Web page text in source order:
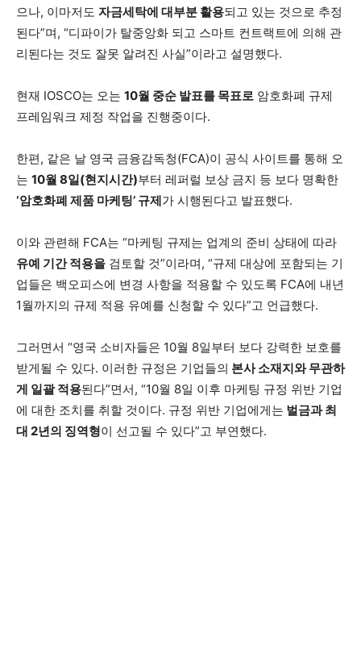
으나, 이마저도 자금세탁에 대부분 활용되고 있는 것으로 추정
된다”며, “디파이가 탈중앙화 되고 스마트 컨트랙트에 의해 관
리된다는 것도 잘못 알려진 사실”이라고 설명했다.
현재 IOSCO는 오는 10월 중순 발표를 목표로 암호화폐 규제
프레임워크 제정 작업을 진행중이다.
한편, 같은 날 영국 금융감독청(FCA)이 공식 사이트를 통해 오
는 10월 8일(현지시간)부터 레퍼럴 보상 금지 등 보다 명확한
‘암호화폐 제품 마케팅’ 규제가 시행된다고 발표했다.
이와 관련해 FCA는 “마케팅 규제는 업계의 준비 상태에 따라
유예 기간 적용을 검토할 것”이라며, “규제 대상에 포함되는 기
업들은 백오피스에 변경 사항을 적용할 수 있도록 FCA에 내년
1월까지의 규제 적용 유예를 신청할 수 있다”고 언급했다.
그러면서 “영국 소비자들은 10월 8일부터 보다 강력한 보호를
받게될 수 있다. 이러한 규정은 기업들의 본사 소재지와 무관하
게 일괄 적용된다”면서, “10월 8일 이후 마케팅 규정 위반 기업
에 대한 조치를 취할 것이다. 규정 위반 기업에게는 벌금과 최
대 2년의 징역형이 선고될 수 있다”고 부연했다.